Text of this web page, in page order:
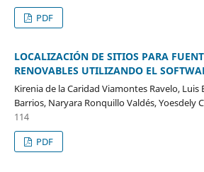
PDF
LOCALIZACIÓN DE SITIOS PARA
RENOVABLES UTILIZANDO EL
Kirenia de la Caridad Viamontes Ravelo, Luis
Barrios, Naryara Ronquillo Valdés, Yoesdely
114
PDF